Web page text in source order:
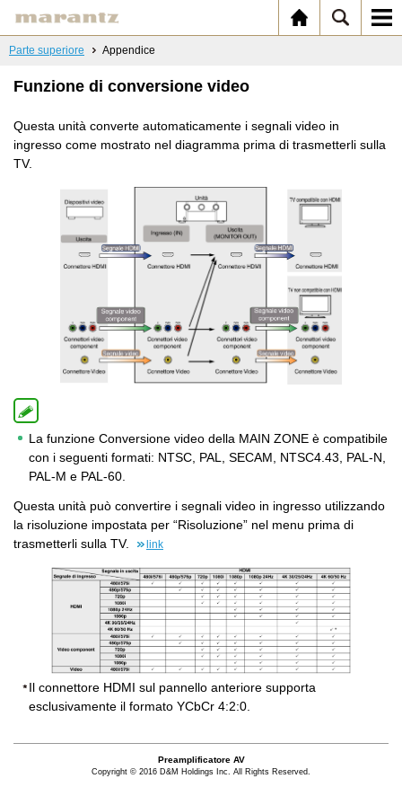
Parte superiore Appendice
Funzione di conversione video
Questa unità converte automaticamente i segnali video in
ingresso come mostrato nel diagramma prima di trasmetterli sulla
TV.
La funzione Conversione video della MAIN ZONE è compatibile
con i seguenti formati: NTSC, PAL, SECAM, NTSC4.43, PAL-N,
PAL-M e PAL-60.
Questa unità può convertire i segnali video in ingresso utilizzando
la risoluzione impostata per “Risoluzione” nel menu prima di
trasmetterli sulla TV.
link
Il connettore HDMI sul pannello anteriore supporta
esclusivamente il formato YCbCr 4:2:0.
Preamplificatore AV
Copyright © 2016 D&M Holdings Inc. All Rights Reserved.